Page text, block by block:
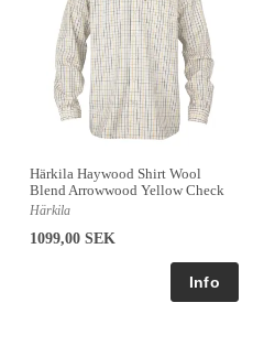
Härkila Haywood Shirt Wool
Blend Arrowwood Yellow Check
Härkila
1099,00 SEK